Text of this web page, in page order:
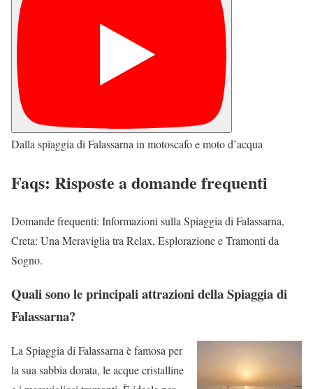
Dalla spiaggia di Falassarna in motoscafo e moto d’acqua
Faqs: Risposte a domande frequenti
Domande frequenti: Informazioni sulla Spiaggia di Falassarna,
Creta: Una Meraviglia tra Relax, Esplorazione e Tramonti da
Sogno.
Quali sono le principali attrazioni della Spiaggia di
Falassarna?
La Spiaggia di Falassarna è famosa per
la sua sabbia dorata, le acque cristalline